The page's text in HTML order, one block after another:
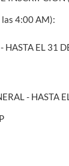
4:00 AM):
HASTA EL 31
- HASTA